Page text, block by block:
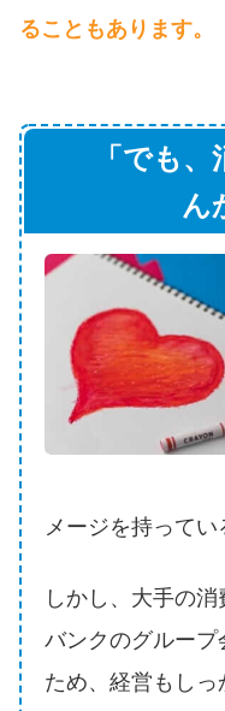
090
申し
安
ブ
は
アコ
る
方法
アコ
底
説
ることもあります。
「でも
ん
メージを持ってい
しかし、大手の
バンクのグルー
ため、経営もしっ